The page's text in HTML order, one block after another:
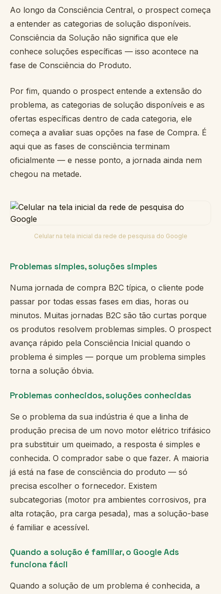
Ao longo da Consciência Central, o prospect começa
a entender as categorias de solução disponíveis.
Consciência da Solução não significa que ele
conhece soluções específicas — isso acontece na
fase de Consciência do Produto.
Por fim, quando o prospect entende a extensão do
problema, as categorias de solução disponíveis e as
ofertas específicas dentro de cada categoria, ele
começa a avaliar suas opções na fase de Compra. É
aqui que as fases de consciência terminam
oficialmente — e nesse ponto, a jornada ainda nem
chegou na metade.
Celular na tela inicial da rede de pesquisa do Google
Problemas simples, soluções simples
Numa jornada de compra B2C típica, o cliente pode
passar por todas essas fases em dias, horas ou
minutos. Muitas jornadas B2C são tão curtas porque
os produtos resolvem problemas simples. O prospect
avança rápido pela Consciência Inicial quando o
problema é simples — porque um problema simples
torna a solução óbvia.
Problemas conhecidos, soluções conhecidas
Se o problema da sua indústria é que a linha de
produção precisa de um novo motor elétrico trifásico
pra substituir um queimado, a resposta é simples e
conhecida. O comprador sabe o que fazer. A maioria
já está na fase de consciência do produto — só
precisa escolher o fornecedor. Existem
subcategorias (motor pra ambientes corrosivos, pra
alta rotação, pra carga pesada), mas a solução-base
é familiar e acessível.
Quando a solução é familiar, o Google Ads
funciona fácil
Quando a solução de um problema é conhecida, a